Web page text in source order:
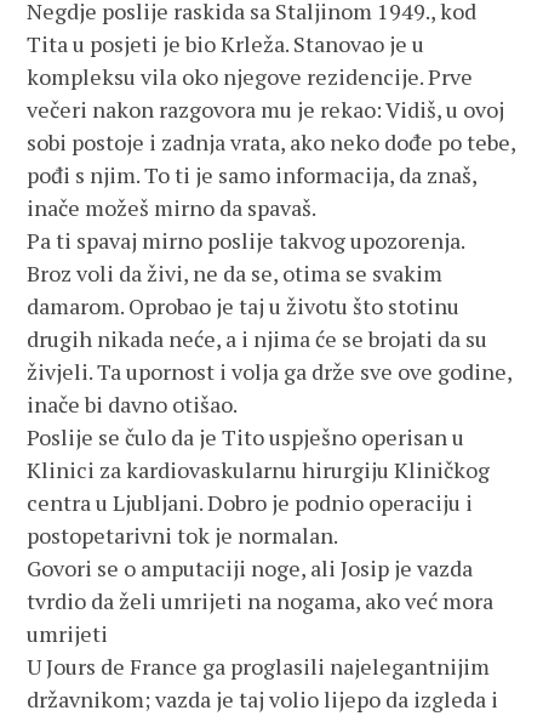
Negdje poslije raskida sa Staljinom 1949., kod
Tita u posjeti je bio Krleža. Stanovao je u
kompleksu vila oko njegove rezidencije. Prve
večeri nakon razgovora mu je rekao: Vidiš, u ovoj
sobi postoje i zadnja vrata, ako neko dođe po tebe,
pođi s njim. To ti je samo informacija, da znaš,
inače možeš mirno da spavaš.
Pa ti spavaj mirno poslije takvog upozorenja.
Broz voli da živi, ne da se, otima se svakim
damarom. Oprobao je taj u životu što stotinu
drugih nikada neće, a i njima će se brojati da su
živjeli. Ta upornost i volja ga drže sve ove godine,
inače bi davno otišao.
Poslije se čulo da je Tito uspješno operisan u
Klinici za kardiovaskularnu hirurgiju Kliničkog
centra u Ljubljani. Dobro je podnio operaciju i
postopetarivni tok je normalan.
Govori se o amputaciji noge, ali Josip je vazda
tvrdio da želi umrijeti na nogama, ako već mora
umrijeti
U Jours de France ga proglasili najelegantnijim
državnikom; vazda je taj volio lijepo da izgleda i